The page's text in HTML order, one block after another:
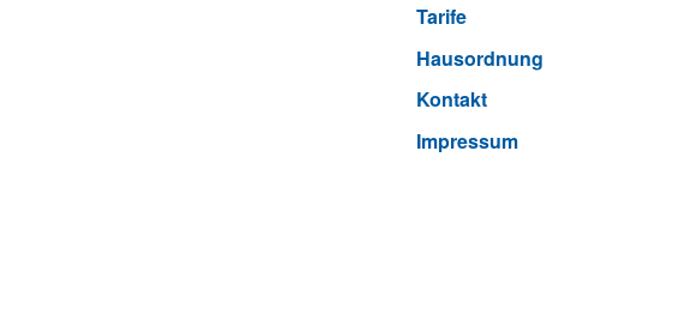
Tarife
Hausordnung
Kontakt
Impressum